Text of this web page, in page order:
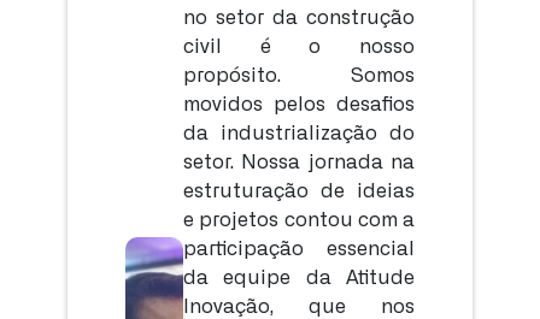
no setor da construção
civil é o nosso
propósito. Somos
movidos pelos desafios
da industrialização do
setor. Nossa jornada na
estruturação de ideias
e projetos contou com a
participação essencial
da equipe da Atitude
Inovação, que nos